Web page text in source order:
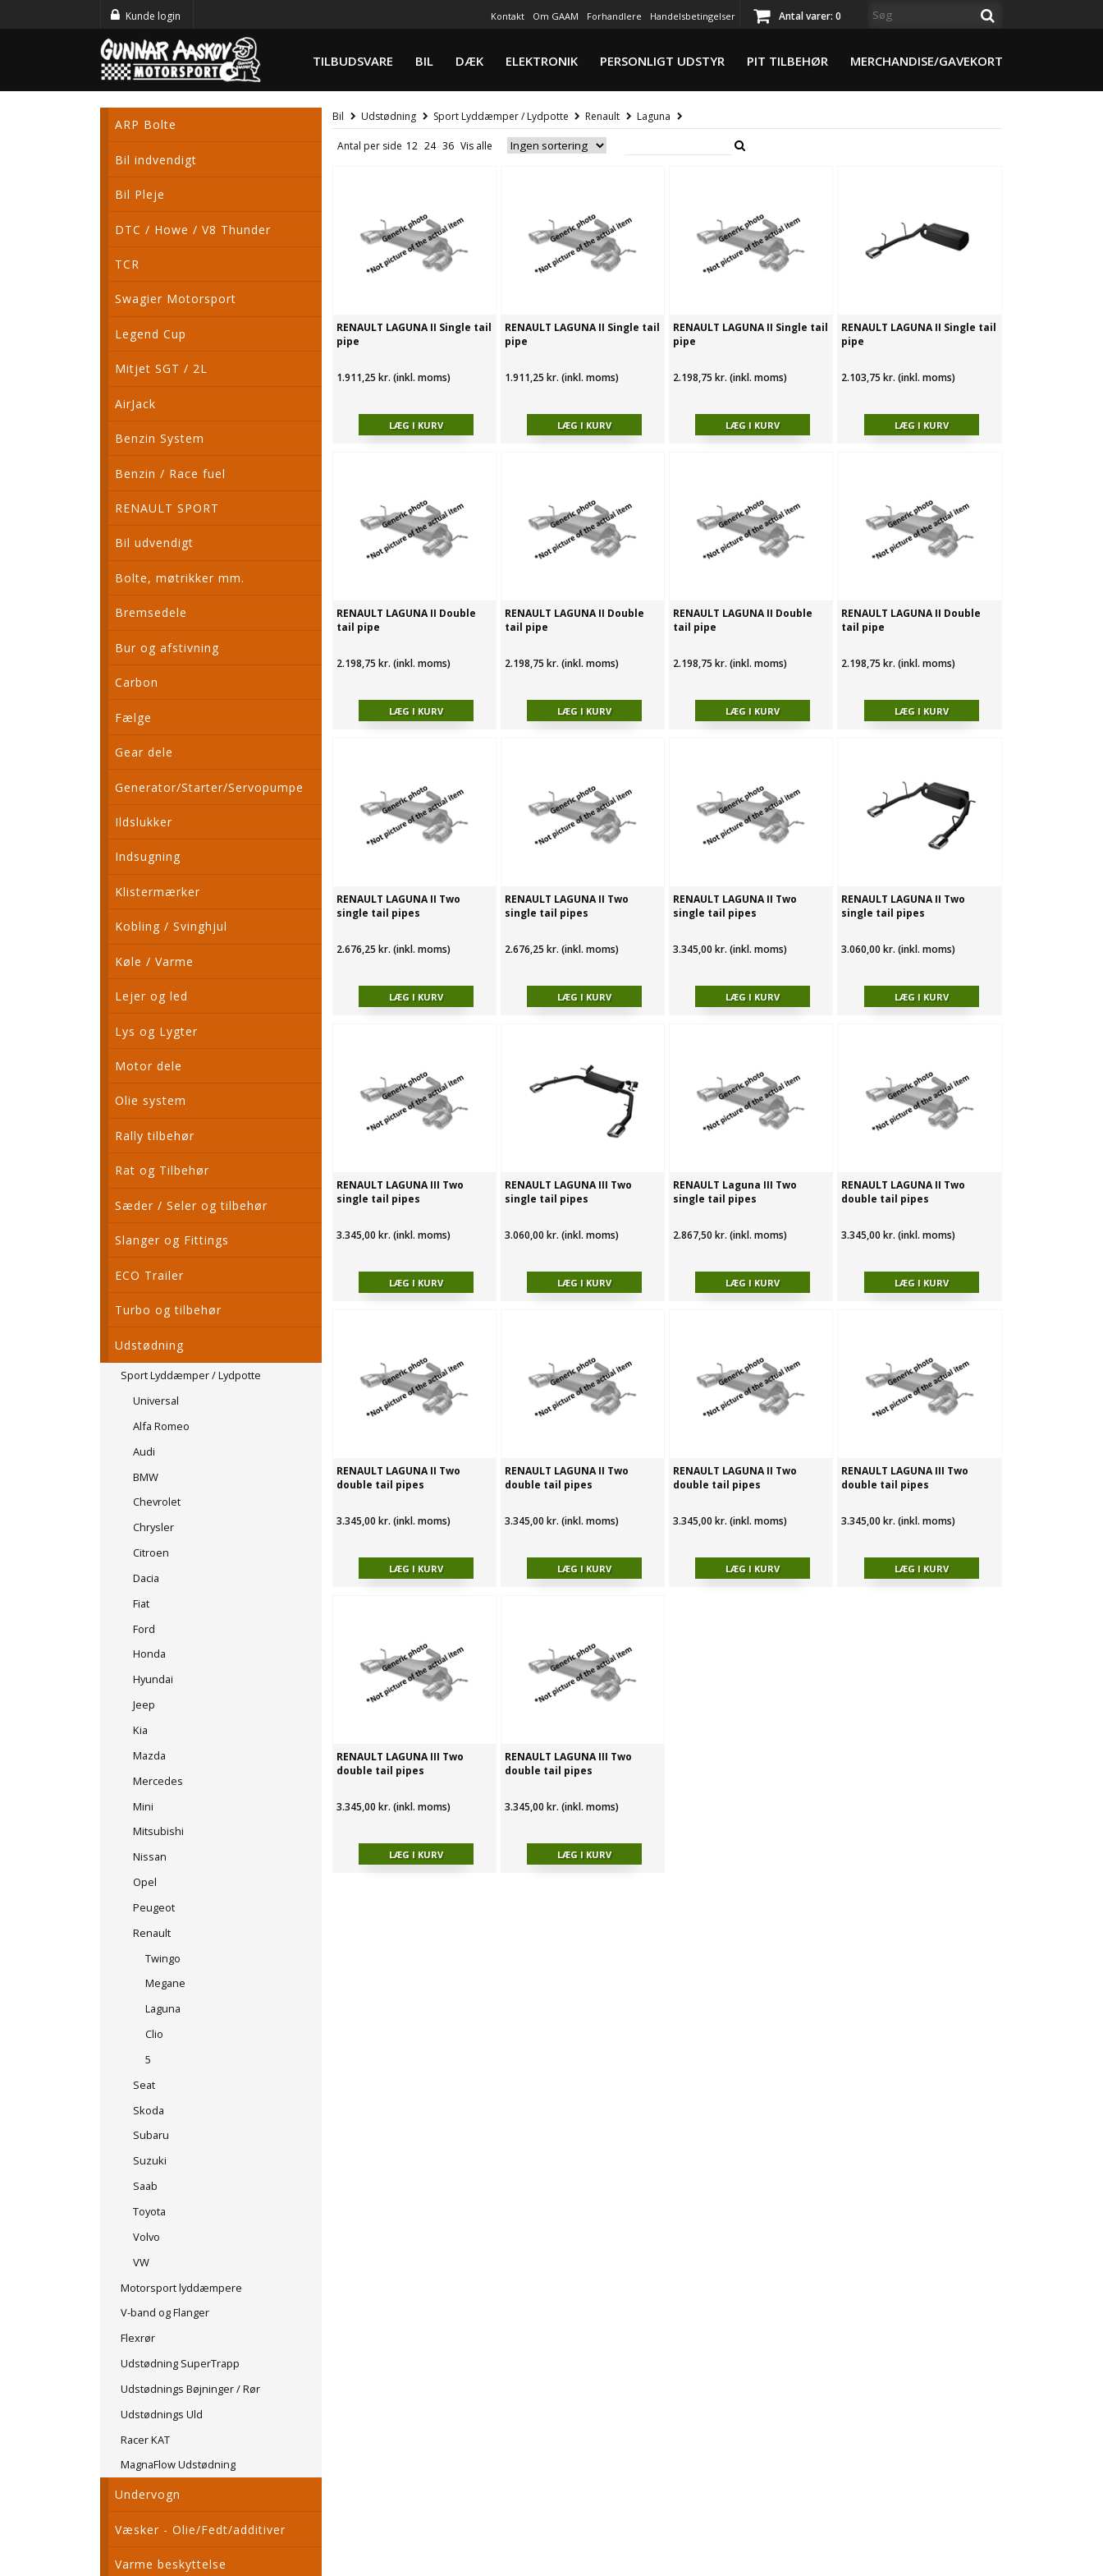
Kunde login Kontakt Om GAAM Forhandlere Handelsbetingelser Antal varer: 0
TILBUDSVARE BIL DÆK ELEKTRONIK PERSONLIGT UDSTYR PIT TILBEHØR MERCHANDISE/GAVEKORT
ARP Bolte
Bil indvendigt
Bil Pleje
DTC / Howe / V8 Thunder
TCR
Swagier Motorsport
Legend Cup
Mitjet SGT / 2L
AirJack
Benzin System
Benzin / Race fuel
RENAULT SPORT
Bil udvendigt
Bolte, møtrikker mm.
Bremsedele
Bur og afstivning
Carbon
Fælge
Gear dele
Generator/Starter/Servopumpe
Ildslukker
Indsugning
Klistermærker
Kobling / Svinghjul
Køle / Varme
Lejer og led
Lys og Lygter
Motor dele
Olie system
Rally tilbehør
Rat og Tilbehør
Sæder / Seler og tilbehør
Slanger og Fittings
ECO Trailer
Turbo og tilbehør
Udstødning
Sport Lyddæmper / Lydpotte
Universal
Alfa Romeo
Audi
BMW
Chevrolet
Chrysler
Citroen
Dacia
Fiat
Ford
Honda
Hyundai
Jeep
Kia
Mazda
Mercedes
Mini
Mitsubishi
Nissan
Opel
Peugeot
Renault
Twingo
Megane
Laguna
Clio
5
Seat
Skoda
Subaru
Suzuki
Saab
Toyota
Volvo
VW
Motorsport lyddæmpere
V-band og Flanger
Flexrør
Udstødning SuperTrapp
Udstødnings Bøjninger / Rør
Udstødnings Uld
Racer KAT
MagnaFlow Udstødning
Undervogn
Væsker - Olie/Fedt/additiver
Varme beskyttelse
Bil Udstødning Sport Lyddæmper / Lydpotte Renault Laguna
Antal per side
RENAULT LAGUNA II Single tail
pipe
1.911,25 kr. (inkl. moms)
RENAULT LAGUNA II Single tail
pipe
1.911,25 kr. (inkl. moms)
RENAULT LAGUNA II Single tail
pipe
2.198,75 kr. (inkl. moms)
RENAULT LAGUNA II Single tail
pipe
2.103,75 kr. (inkl. moms)
RENAULT LAGUNA II Double
tail pipe
2.198,75 kr. (inkl. moms)
RENAULT LAGUNA II Double
tail pipe
2.198,75 kr. (inkl. moms)
RENAULT LAGUNA II Double
tail pipe
2.198,75 kr. (inkl. moms)
RENAULT LAGUNA II Double
tail pipe
2.198,75 kr. (inkl. moms)
RENAULT LAGUNA II Two
single tail pipes
2.676,25 kr. (inkl. moms)
RENAULT LAGUNA II Two
single tail pipes
2.676,25 kr. (inkl. moms)
RENAULT LAGUNA II Two
single tail pipes
3.345,00 kr. (inkl. moms)
RENAULT LAGUNA II Two
single tail pipes
3.060,00 kr. (inkl. moms)
RENAULT LAGUNA III Two
single tail pipes
3.345,00 kr. (inkl. moms)
RENAULT LAGUNA III Two
single tail pipes
3.060,00 kr. (inkl. moms)
RENAULT Laguna III Two
single tail pipes
2.867,50 kr. (inkl. moms)
RENAULT LAGUNA II Two
double tail pipes
3.345,00 kr. (inkl. moms)
RENAULT LAGUNA II Two
double tail pipes
3.345,00 kr. (inkl. moms)
RENAULT LAGUNA II Two
double tail pipes
3.345,00 kr. (inkl. moms)
RENAULT LAGUNA II Two
double tail pipes
3.345,00 kr. (inkl. moms)
RENAULT LAGUNA III Two
double tail pipes
3.345,00 kr. (inkl. moms)
RENAULT LAGUNA III Two
double tail pipes
3.345,00 kr. (inkl. moms)
RENAULT LAGUNA III Two
double tail pipes
3.345,00 kr. (inkl. moms)